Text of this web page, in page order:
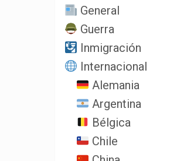
General
Guerra
Inmigración
Internacional
Alemania
Argentina
Bélgica
Chile